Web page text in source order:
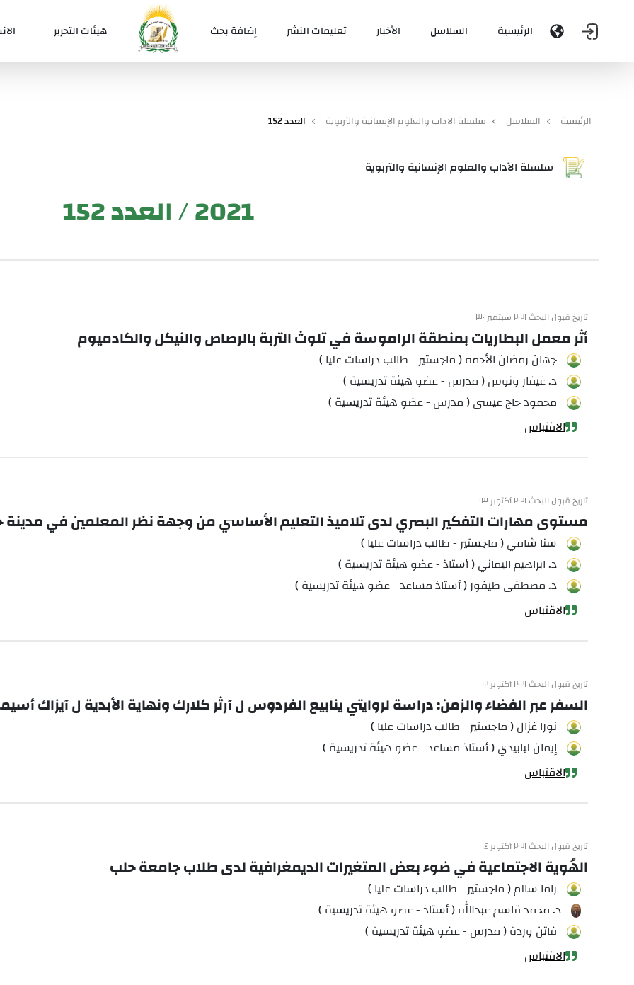
الرئيسية السلاسل الأخبار تعليمات النشر إضافة بحث هيئات التحرير
الرئيسية السلاسل سلسلة الآداب والعلوم الإنسانية والتربوية العدد 152
سلسلة الآداب والعلوم الإنسانية والتربوية
2021 / العدد 152
تاريخ قبول البحث ٢٠٢١ سبتمبر ٣٠
أثر معمل البطاريات بمنطقة الراموسة في تلوث التربة بالرصاص والنيكل والكادميوم
جهان رمضان الأحمه ( ماجستير - طالب دراسات عليا )
د. غيفار ونوس ( مدرس - عضو هيئة تدريسية )
محمود حاج عيسى ( مدرس - عضو هيئة تدريسية )
الاقتباس
تاريخ قبول البحث ٢٠٢١ أكتوبر ٠٣
مستوى مهارات التفكير البصري لدى تلاميذ التعليم الأساسي من وجهة نظر المعلمين في
سنا شامي ( ماجستير - طالب دراسات عليا )
د. ابراهيم اليماني ( أستاذ - عضو هيئة تدريسية )
د. مصطفى طيفور ( أستاذ مساعد - عضو هيئة تدريسية )
الاقتباس
تاريخ قبول البحث ٢٠٢١ أكتوبر ١٢
السفر عبر الفضاء والزمن: دراسة لروايتي ينابيع الفردوس ل آرثر كلارك ونهاية الأبدية ل آيزاك
نورا غزال ( ماجستير - طالب دراسات عليا )
إيمان لبابيدي ( أستاذ مساعد - عضو هيئة تدريسية )
الاقتباس
تاريخ قبول البحث ٢٠٢١ أكتوبر ١٤
الهُوية الاجتماعية في ضوء بعض المتغيرات الديمغرافية لدى طلاب جامعة حلب
راما سالم ( ماجستير - طالب دراسات عليا )
د. محمد قاسم عبدالله ( أستاذ - عضو هيئة تدريسية )
فاتن وردة ( مدرس - عضو هيئة تدريسية )
الاقتباس